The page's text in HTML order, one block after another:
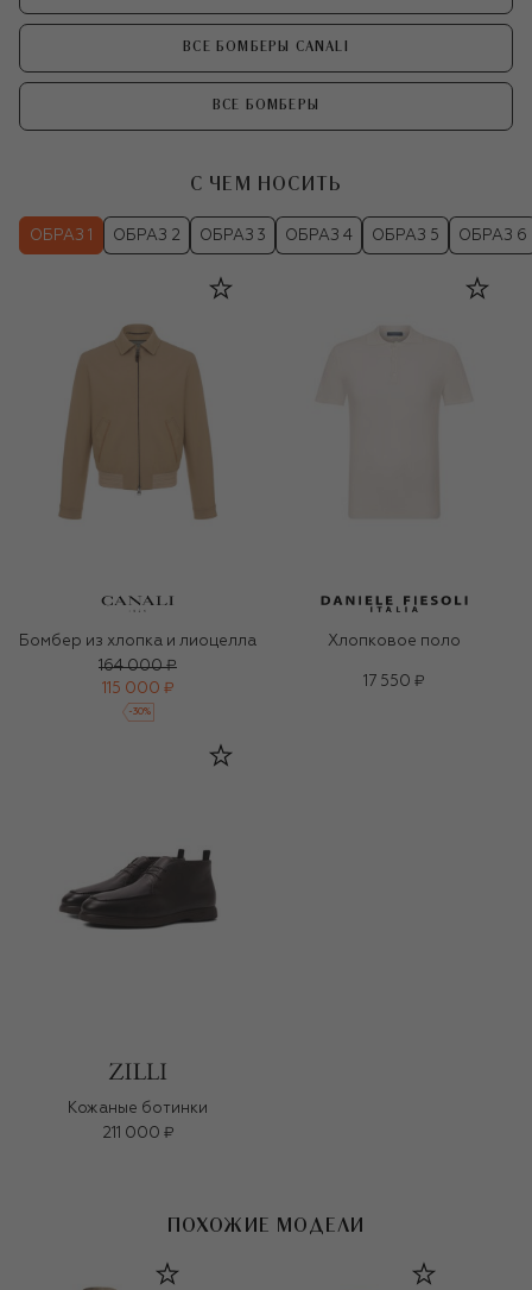
ВСЕ БОМБЕРЫ CANALI
ВСЕ БОМБЕРЫ
С ЧЕМ НОСИТЬ
ОБРАЗ 1 ОБРАЗ 2 ОБРАЗ 3 ОБРАЗ 4 ОБРАЗ 5 ОБРАЗ 6
Бомбер из хлопка и лиоцелла
164 000 ₽
115 000 ₽
-30%
Хлопковое поло
17 550 ₽
Кожаные ботинки
211 000 ₽
ПОХОЖИЕ МОДЕЛИ